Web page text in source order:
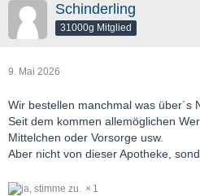
Schinderling
31000g Mitglied
9. Mai 2026
Wir bestellen manchmal was über´s
Seit dem kommen allemöglichen
Mittelchen oder Vorsorge usw.
Aber nicht von dieser Apotheke,
1